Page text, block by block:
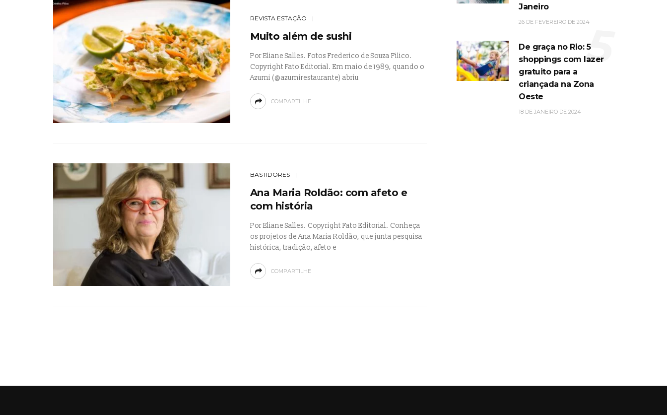
REVISTA ESTAÇÃO
Muito além de sushi
Por Eliane Salles. Fotos Frederico de Souza Filico.
Copyright Fato Editorial. Em maio de 1989, quando o
Azumi (@azumirestaurante) abriu
COMPARTILHE
BASTIDORES
Ana Maria Roldão: com afeto e
com história
Por Eliane Salles. Copyright Fato Editorial. Conheça
os projetos de Ana Maria Roldão, que junta pesquisa
histórica, tradição, afeto e
COMPARTILHE
Janeiro
26 DE FEVEREIRO DE 2024
De graça no Rio: 5
shoppings com lazer
gratuito para a
criançada na Zona
Oeste
18 DE JANEIRO DE 2024
5